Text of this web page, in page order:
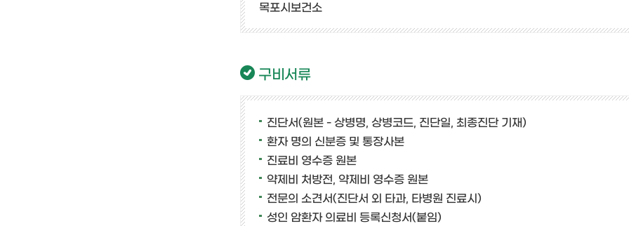
목포시보건소
구비서류
진단서(원본 - 상병명, 상병코드, 진단일, 최종진단 기재)
환자 명의 신분증 및 통장사본
진료비 영수증 원본
약제비 처방전, 약제비 영수증 원본
전문의 소견서(진단서 외 타과, 타병원 진료시)
성인 암환자 의료비 등록신청서(붙임)